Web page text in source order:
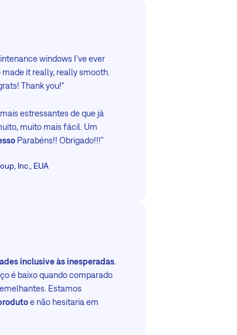
Inc., EUA
windows I've ever
made it really, really smooth.
Thank you!"
estressantes de que já
muito mais fácil. Um
Parabéns!! Obrigado!!!"
inclusive às inesperadas
é baixo quando comparado
Estamos
e não hesitaria em